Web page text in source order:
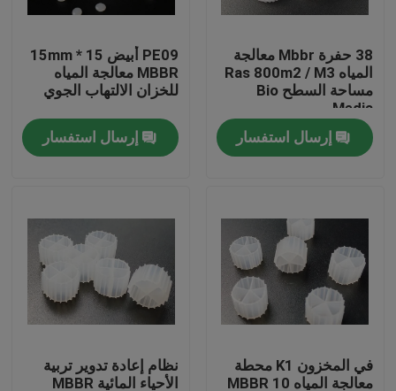
جولة في المعمل
مراقبة الجودة
اتصل بنا
اطلب اقتباس
الوسائط المرشحة MBBR
MBBR بيو ميديا
38 حفرة Mbbr معالجة
المياه Ras 800m2 / M3
مساحة السطح Bio
Media
إرسال استفسار
PE09 أبيض 15 * 15mm
MBBR معالجة المياه
للخزان الالتهاب الجوي
إرسال استفسار
في المخزون K1 محطة
معالجة المياه MBBR 10
نظام إعادة تدوير تربية
الأحياء المائية MBBR